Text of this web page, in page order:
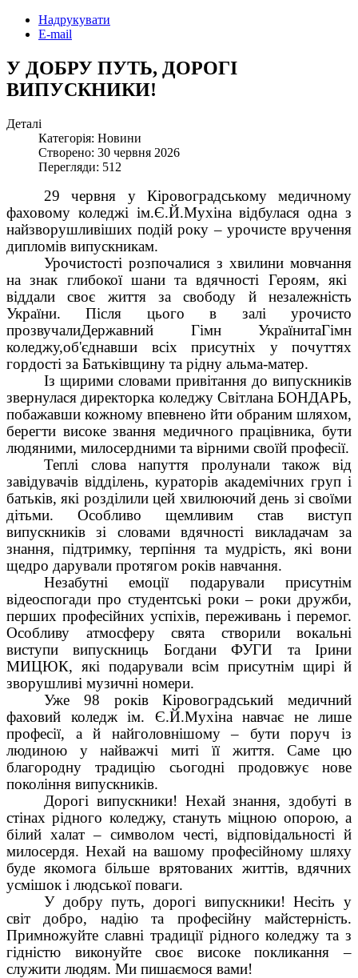
Надрукувати
E-mail
У ДОБРУ ПУТЬ, ДОРОГІ
ВИПУСКНИКИ!
Деталі
Категорія: Новини
Створено: 30 червня 2026
Перегляди: 512
29 червня у Кіровоградському медичному
фаховому коледжі ім.Є.Й.Мухіна відбулася одна з
найзворушливіших подій року – урочисте вручення
дипломів випускникам.
Урочистості розпочалися з хвилини мовчання
на знак глибокої шани та вдячності Героям, які
віддали своє життя за свободу й незалежність
України. Після цього в залі урочисто
прозвучалиДержавний Гімн УкраїнитаГімн
коледжу,об'єднавши всіх присутніх у почуттях
гордості за Батьківщину та рідну альма-матер.
Із щирими словами привітання до випускників
звернулася директорка коледжу Світлана БОНДАРЬ,
побажавши кожному впевнено йти обраним шляхом,
берегти високе звання медичного працівника, бути
людяними, милосердними та вірними своїй професії.
Теплі слова напуття пролунали також від
завідувачів відділень, кураторів академічних груп і
батьків, які розділили цей хвилюючий день зі своїми
дітьми. Особливо щемливим став виступ
випускників зі словами вдячності викладачам за
знання, підтримку, терпіння та мудрість, які вони
щедро дарували протягом років навчання.
Незабутні емоції подарували присутнім
відеоспогади про студентські роки – роки дружби,
перших професійних успіхів, переживань і перемог.
Особливу атмосферу свята створили вокальні
виступи випускниць Богдани ФУГИ таІрини
МИЦЮК, які подарували всім присутнім щирі й
зворушливі музичні номери.
Уже 98 роківКіровоградський медичний
фаховий коледж ім. Є.Й.Мухіна навчає не лише
професії, а й найголовнішому – бути поруч із
людиною у найважчі миті її життя. Саме цю
благородну традицію сьогодні продовжує нове
покоління випускників.
Дорогі випускники! Нехай знання, здобуті в
стінах рідного коледжу, стануть міцною опорою, а
білий халат – символом честі, відповідальності й
милосердя. Нехай на вашому професійному шляху
буде якомога більше врятованих життів, вдячних
усмішок і людської поваги.
У добру путь, дорогі випускники! Несіть у
світ добро, надію та професійну майстерність.
Примножуйте славні традиції рідного коледжу та з
гідністю виконуйте своє високе покликання–
служити людям. Ми пишаємося вами!